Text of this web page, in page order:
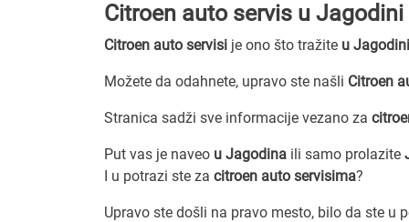
Citroen auto servis u Jagodini
Citroen auto servisi je ono što tražite u Jagodini
Možete da odahnete, upravo ste našli Citroen
Stranica sadži sve informacije vezano za
Put vas je naveo u Jagodina ili samo prolazite
I u potrazi ste za citroen auto servisima?
Upravo ste došli na pravo mesto, bilo da ste u